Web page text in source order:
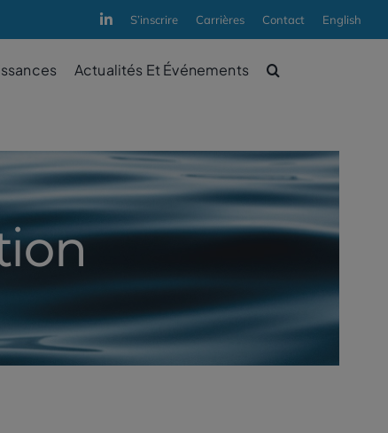
S’inscrire Carrières Contact English
consultatif autochtone sur
gestion de l’eau
Actualités Et Événements